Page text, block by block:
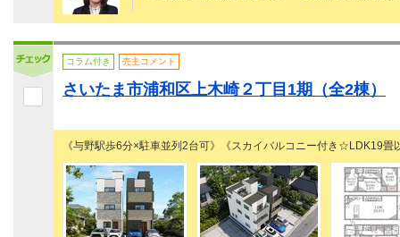
コラム付き 売主コメント
さいたま市浦和区上木崎２丁目1期（全2棟）
《与野駅歩6分×駐車並列2台可》《スカイバルコニー付き☆LDK19畳